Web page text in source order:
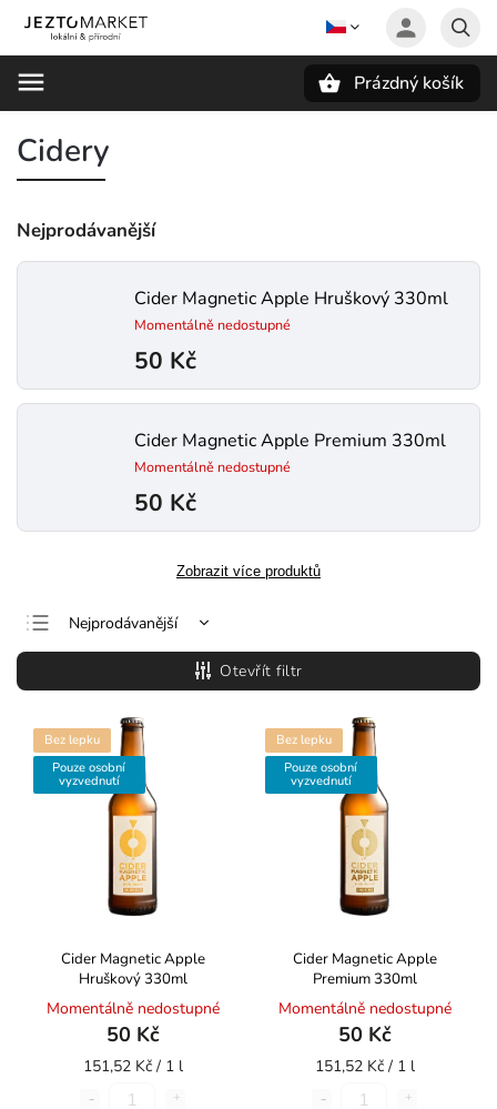
Prázdný košík
Cidery
Nejprodávanější
Cider Magnetic Apple Hruškový 330ml
Momentálně nedostupné
50 Kč
Cider Magnetic Apple Premium 330ml
Momentálně nedostupné
50 Kč
Zobrazit více produktů
Nejprodávanější
Nejlevnější
Nejdražší
Abecedně
Otevřít filtr
Bez lepku
Pouze osobní
vyzvednutí
Cider Magnetic Apple
Hruškový 330ml
Momentálně nedostupné
50 Kč
151,52 Kč / 1 l
Bez lepku
Pouze osobní
vyzvednutí
Cider Magnetic Apple
Premium 330ml
Momentálně nedostupné
50 Kč
151,52 Kč / 1 l